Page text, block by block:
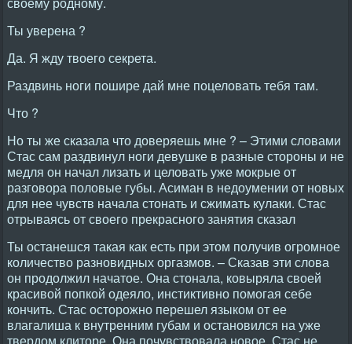
Ты уверена ?
Да. Я жду твоего секрета.
Раздвинь ноги пошире дай мне поцеловать тебя там.
Что ?
Но ты же сказала что доверяешь мне ? – Этими словами
Стас сам раздвинул ноги девушке в разные стороны и не
медля он начал лизать и целовать уже мокрые от
разговора половые губы. Асиман в недоумении от новых
для нее чувств начала стонать и сжимать кулаки. Стас
отрываясь от своего прекрасного занятия сказал
Ты останешся такая как есть при этом получив огромное
количество разновидных оргазмов. – Сказав эти слова
он продолжил начатое. Она стонала, ковыряла своей
красивой попкой одеяло, инстиктивно помогая себе
кончить. Стас осторожно перешел языком от ее
влагалиша к внутренним губам и остановился на уже